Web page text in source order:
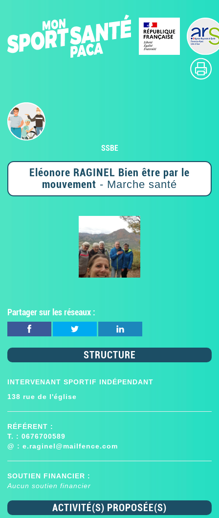
SSBE
Eléonore RAGINEL Bien être par le
mouvement - Marche santé
Partager sur les réseaux :
STRUCTURE
INTERVENANT SPORTIF INDÉPENDANT
138 rue de l'église
RÉFÉRENT :
T. : 0676700589
@ : e.raginel@mailfence.com
SOUTIEN FINANCIER :
Aucun soutien financier
ACTIVITÉ(S) PROPOSÉE(S)